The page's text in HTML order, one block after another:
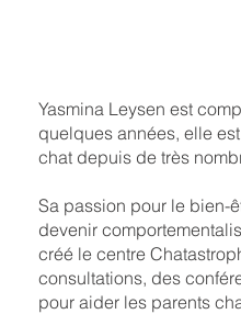
Yasmina Leysen est
quelques années, elle
chat depuis de très
Sa passion pour le bien-
devenir
créé le centre
consultations, des
pour aider les parents